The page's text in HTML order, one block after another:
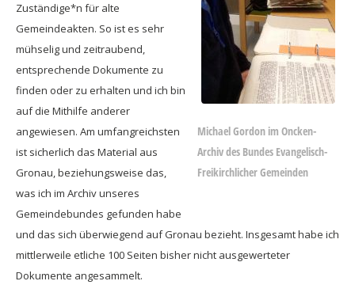
Michael Gordon im Oncken-
Archiv des Bundes Evangelisch-
Freikirchlicher Gemeinden
Zuständige*n für alte
Gemeindeakten. So ist es sehr
mühselig und zeitraubend,
entsprechende Dokumente zu
finden oder zu erhalten und ich bin
auf die Mithilfe anderer
angewiesen. Am umfangreichsten
ist sicherlich das Material aus
Gronau, beziehungsweise das,
was ich im Archiv unseres
Gemeindebundes gefunden habe
und das sich überwiegend auf Gronau bezieht. Insgesamt habe ich
mittlerweile etliche 100 Seiten bisher nicht ausgewerteter
Dokumente angesammelt.